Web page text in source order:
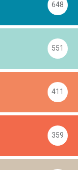
648
551
411
359